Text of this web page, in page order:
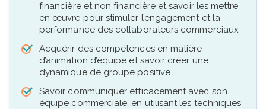
financière et non financière et savoir les mettre
en œuvre pour stimuler l’engagement et la
performance des collaborateurs commerciaux
Acquérir des compétences en matière
d’animation d’équipe et savoir créer une
dynamique de groupe positive
Savoir communiquer efficacement avec son
équipe commerciale, en utilisant les techniques